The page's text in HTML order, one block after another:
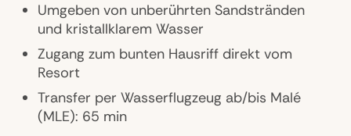
Umgeben von unberührten Sandstränden
und kristallklarem Wasser
Zugang zum bunten Hausriff direkt vom
Resort
Transfer per Wasserflugzeug ab/bis Malé
(MLE): 65 min